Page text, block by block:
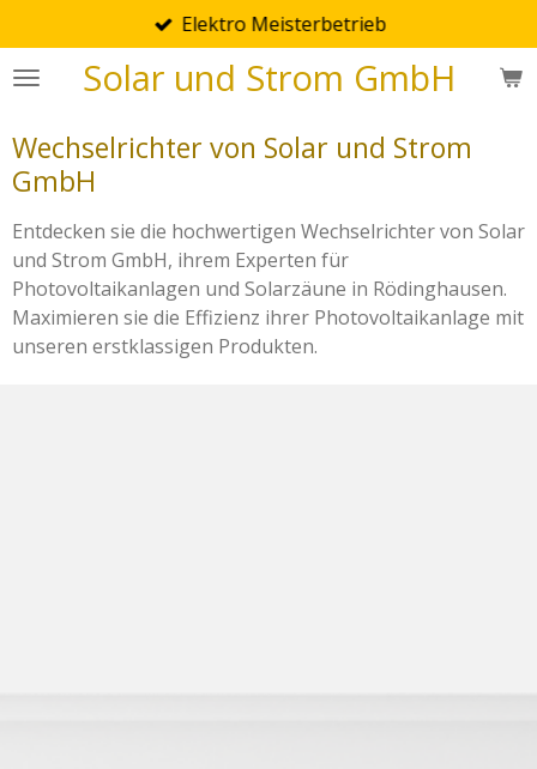
Hauptinhalt
springenSolar und Strom GmbH
Elektro Meisterbetrieb
Wechselrichter von Solar und Strom
GmbH
Entdecken sie die hochwertigen Wechselrichter von Solar
und Strom GmbH, ihrem Experten für
Photovoltaikanlagen und Solarzäune in Rödinghausen.
Maximieren sie die Effizienz ihrer Photovoltaikanlage mit
unseren erstklassigen Produkten.